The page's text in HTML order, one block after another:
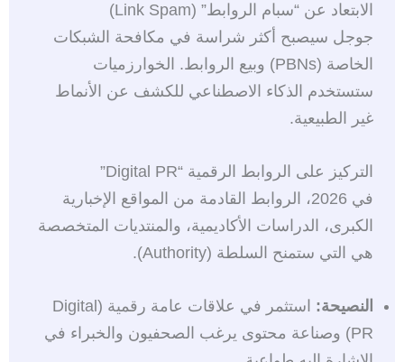
الابتعاد عن “سبام الروابط” (Link Spam)
جوجل سيصبح أكثر شراسة في مكافحة الشبكات
الخاصة (PBNs) وبيع الروابط. الخوارزميات
ستستخدم الذكاء الاصطناعي للكشف عن الأنماط
غير الطبيعية.
التركيز على الروابط الرقمية “Digital PR”
في 2026، الروابط القادمة من المواقع الإخبارية
الكبرى، الدراسات الأكاديمية، والمنتديات المتخصصة
هي التي ستمنح السلطة (Authority).
النصيحة:
استثمر في علاقات عامة رقمية (Digital
PR) وصناعة محتوى يرغب الصحفيون والخبراء في